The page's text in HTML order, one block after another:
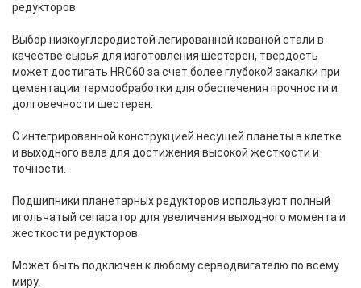
редукторов.
Выбор низкоуглеродистой легированной кованой стали в
качестве сырья для изготовления шестерен, твердость
может достигать HRC60 за счет более глубокой закалки при
цементации термообработки для обеспечения прочности и
долговечности шестерен.
С интегрированной конструкцией несущей планеты в клетке
и выходного вала для достижения высокой жесткости и
точности.
Подшипники планетарных редукторов используют полный
игольчатый сепаратор для увеличения выходного момента и
жесткости редукторов.
Может быть подключен к любому серводвигателю по всему
миру.